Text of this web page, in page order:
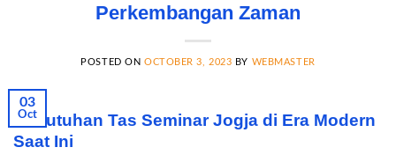
Perkembangan Zaman
POSTED ON OCTOBER 3, 2023 BY WEBMASTER
03
Oct
Kebutuhan Tas Seminar Jogja di Era Modern
Saat Ini